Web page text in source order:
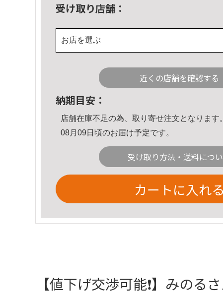
受け取り店舗：
お店を選ぶ
近くの店舗を確認する
納期目安：
店舗在庫不足の為、取り寄せ注文となります。
08月09日頃のお届け予定です。
受け取り方法・送料につ
カートに入れる
【値下げ交渉可能❗️】みの